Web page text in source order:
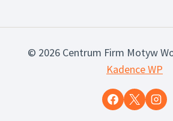
© 2026 Centrum Firm Motyw
Kadence WP